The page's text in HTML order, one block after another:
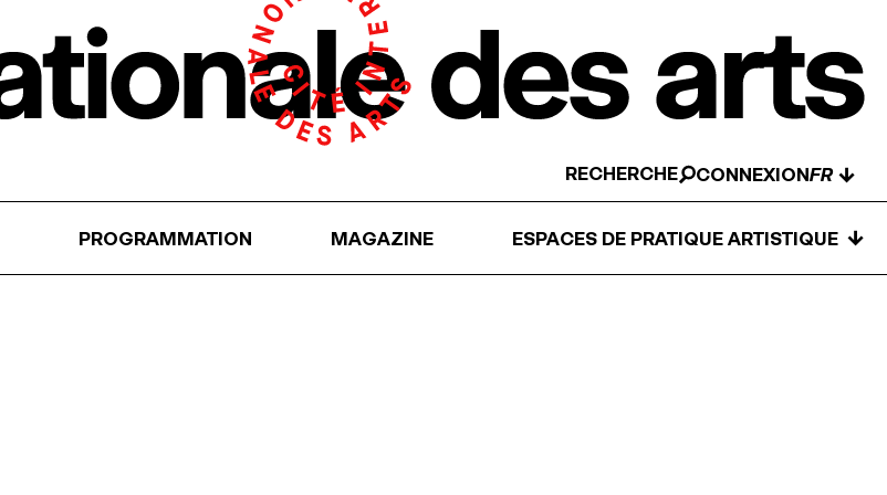
RECHERCHE CONNEXION ↓
PROGRAMMATION MAGAZINE ESPACES DE PRATIQUE ARTISTIQUE ↓